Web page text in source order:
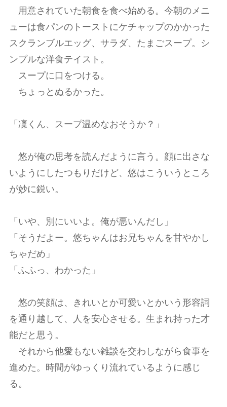
用意されていた朝食を食べ始める。今朝のメニ
ューは食パンのトーストにケチャップのかかった
スクランブルエッグ、サラダ、たまごスープ。シ
ンプルな洋食テイスト。
スープに口をつける。
ちょっとぬるかった。
「凜くん、スープ温めなおそうか？」
悠が俺の思考を読んだように言う。顔に出さな
いようにしたつもりだけど、悠はこういうところ
が妙に鋭い。
「いや、別にいいよ。俺が悪いんだし」
「そうだよー。悠ちゃんはお兄ちゃんを甘やかし
ちゃだめ」
「ふふっ、わかった」
悠の笑顔は、きれいとか可愛いとかいう形容詞
を通り越して、人を安心させる。生まれ持った才
能だと思う。
それから他愛もない雑談を交わしながら食事を
進めた。時間がゆっくり流れているように感じ
る。